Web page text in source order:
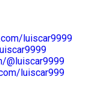
luiscar9999
@luiscar9999
luiscar999